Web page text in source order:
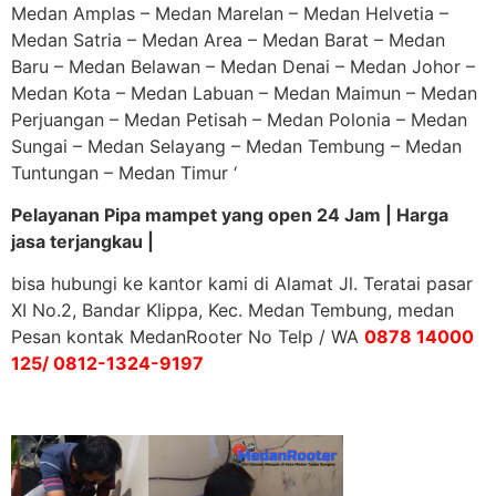
Medan Amplas – Medan Marelan – Medan Helvetia –
Medan Satria – Medan Area – Medan Barat – Medan
Baru – Medan Belawan – Medan Denai – Medan Johor –
Medan Kota – Medan Labuan – Medan Maimun – Medan
Perjuangan – Medan Petisah – Medan Polonia – Medan
Sungai – Medan Selayang – Medan Tembung – Medan
Tuntungan – Medan Timur ‘
Pelayanan Pipa mampet yang open 24 Jam | Harga
jasa terjangkau |
bisa hubungi ke kantor kami di Alamat Jl. Teratai pasar
XI No.2, Bandar Klippa, Kec. Medan Tembung, medan
Pesan kontak MedanRooter No Telp / WA 0878 14000
125/ 0812-1324-9197